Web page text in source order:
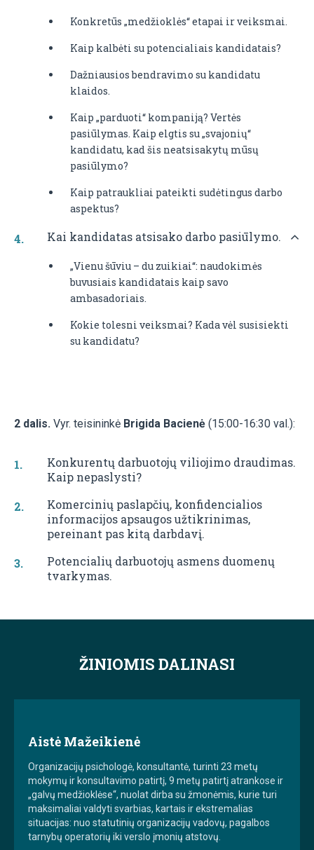
Konkretūs „medžioklės“ etapai ir veiksmai.
Kaip kalbėti su potencialiais kandidatais?
Dažniausios bendravimo su kandidatu
klaidos.
Kaip „parduoti“ kompaniją? Vertės
pasiūlymas. Kaip elgtis su „svajonių“
kandidatu, kad šis neatsisakytų mūsų
pasiūlymo?
Kaip patraukliai pateikti sudėtingus darbo
aspektus?
Kai kandidatas atsisako darbo pasiūlymo.
„Vienu šūviu – du zuikiai“: naudokimės
buvusiais kandidatais kaip savo
ambasadoriais.
Kokie tolesni veiksmai? Kada vėl susisiekti
su kandidatu?
2 dalis. Vyr. teisininkė Brigida Bacienė (15:00-16:30 val.):
Konkurentų darbuotojų viliojimo draudimas.
Kaip nepaslysti?
Komercinių paslapčių, konfidencialios
informacijos apsaugos užtikrinimas,
pereinant pas kitą darbdavį.
Potencialių darbuotojų asmens duomenų
tvarkymas.
ŽINIOMIS DALINASI
Aistė Mažeikienė
Organizacijų psichologė, konsultantė, turinti 23 metų
mokymų ir konsultavimo patirtį, 9 metų patirtį atrankose ir
„galvų medžioklėse“, nuolat dirba su žmonėmis, kurie turi
maksimaliai valdyti svarbias, kartais ir ekstremalias
situacijas: nuo statutinių organizacijų vadovų, pagalbos
tarnybų operatorių iki verslo įmonių atstovų.